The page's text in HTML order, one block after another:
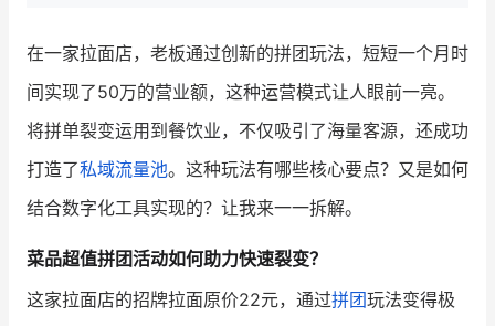
新零售资讯
培训课程
增长俱乐部
在一家拉面店，老板通过创新的拼团玩法，短短一个月时
间实现了50万的营业额，这种运营模式让人眼前一亮。
将拼单裂变运用到餐饮业，不仅吸引了海量客源，还成功
打造了私域流量池。这种玩法有哪些核心要点？又是如何
结合数字化工具实现的？让我来一一拆解。
菜品超值拼团活动如何助力快速裂变？
这家拉面店的招牌拉面原价22元，通过拼团玩法变得极